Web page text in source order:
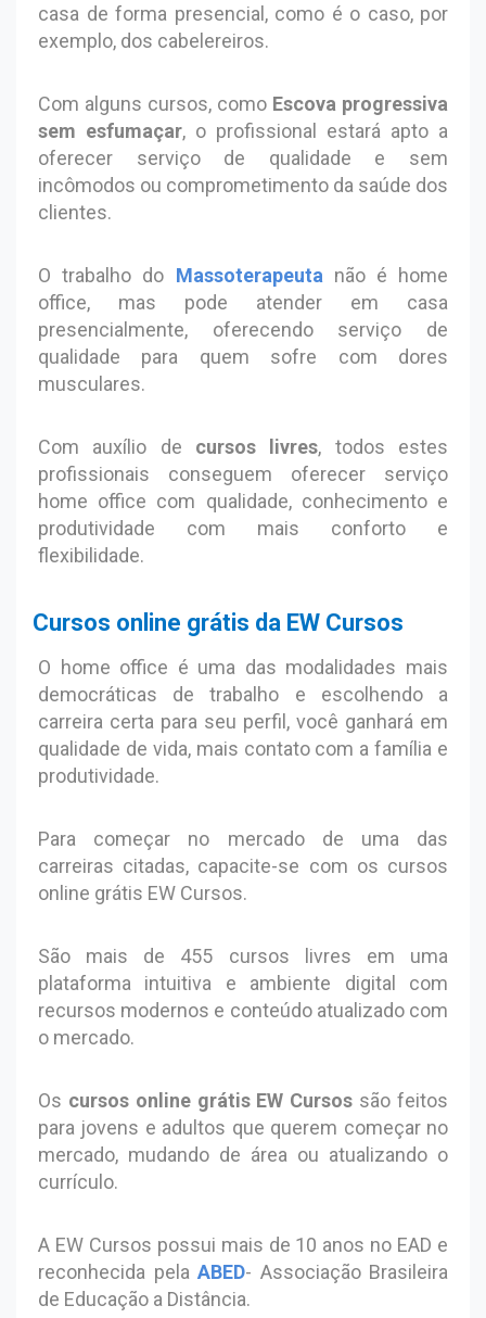
casa de forma presencial, como é o caso, por
exemplo, dos cabelereiros.
Com alguns cursos, como Escova progressiva
sem esfumaçar, o profissional estará apto a
oferecer serviço de qualidade e sem
incômodos ou comprometimento da saúde dos
clientes.
O trabalho do Massoterapeuta não é home
office, mas pode atender em casa
presencialmente, oferecendo serviço de
qualidade para quem sofre com dores
musculares.
Com auxílio de cursos livres, todos estes
profissionais conseguem oferecer serviço
home office com qualidade, conhecimento e
produtividade com mais conforto e
flexibilidade.
Cursos online grátis da EW Cursos
O home office é uma das modalidades mais
democráticas de trabalho e escolhendo a
carreira certa para seu perfil, você ganhará em
qualidade de vida, mais contato com a família e
produtividade.
Para começar no mercado de uma das
carreiras citadas, capacite-se com os cursos
online grátis EW Cursos.
São mais de 455 cursos livres em uma
plataforma intuitiva e ambiente digital com
recursos modernos e conteúdo atualizado com
o mercado.
Os cursos online grátis EW Cursos são feitos
para jovens e adultos que querem começar no
mercado, mudando de área ou atualizando o
currículo.
A EW Cursos possui mais de 10 anos no EAD e
reconhecida pela ABED- Associação Brasileira
de Educação a Distância.